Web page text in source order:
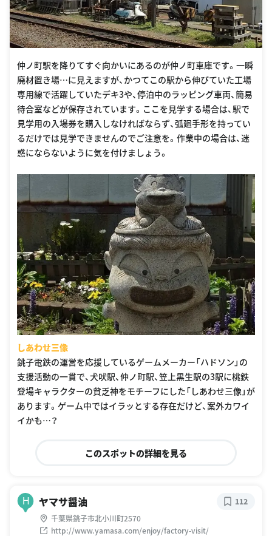
仲ノ町駅を降りてすぐ向かいにあるのが仲ノ町車庫です。一瞬
廃材置き場…に見えますが、かつてこの駅から伸びていた工場
専用線で活躍していたデキ3や、停泊中のラッピング車両、簡易
待合室などが保存されています。ここを見学する場合は、駅で
見学用の入場券を購入しなければならず、弧廻手形を持ってい
るだけでは見学できませんのでご注意を。作業中の場合は、迷
惑にならないように気を付けましょう。
しあわせ三像
銚子電鉄の運営を応援しているゲームメーカー「ハドソン」の
支援活動の一貫で、犬吠駅、仲ノ町駅、笠上黒生駅の3駅に桃鉄
登場キャラクターの貧乏神をモチーフにした「しあわせ三像」が
あります。ゲーム中ではイラッとする存在だけど、案外カワイ
イかも…？
このスポットの詳細を見る
H ヤマサ醤油
千葉県銚子市北小川町2570
http://www.yamasa.com/enjoy/factory-visit/
112